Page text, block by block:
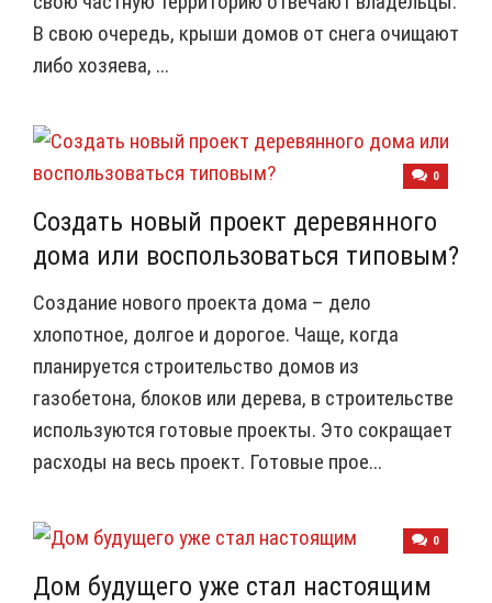
В свою очередь, крыши домов от снега очищают
либо хозяева, ...
0
Создать новый проект деревянного
дома или воспользоваться типовым?
Создание нового проекта дома – дело
хлопотное, долгое и дорогое. Чаще, когда
планируется строительство домов из
газобетона, блоков или дерева, в строительстве
используются готовые проекты. Это сокращает
расходы на весь проект. Готовые прое...
0
Дом будущего уже стал настоящим